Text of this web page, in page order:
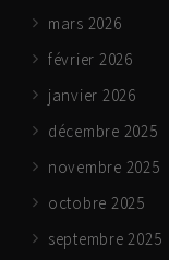
mars 2026
février 2026
janvier 2026
décembre 2025
novembre 2025
octobre 2025
septembre 2025